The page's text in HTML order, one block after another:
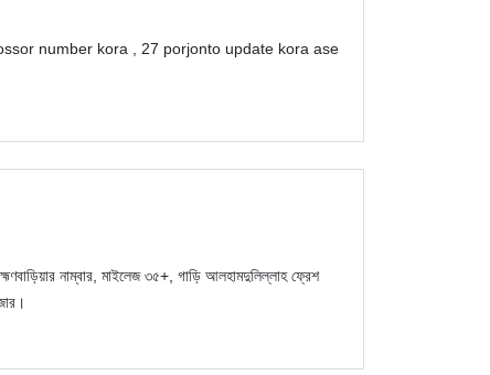
number kora , 27 porjonto update kora ase
নাম্বার, মাইলেজ ৩৫+, গাড়ি আলহামদুলিল্লাহ ফ্রেশ